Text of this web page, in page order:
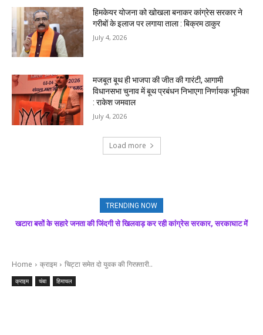
हिमकेयर योजना को खोखला बनाकर कांग्रेस सरकार ने
गरीबों के इलाज पर लगाया ताला : बिक्रम ठाकुर
July 4, 2026
मजबूत बूथ ही भाजपा की जीत की गारंटी, आगामी
विधानसभा चुनाव में बूथ प्रबंधन निभाएगा निर्णायक भूमिका
: राकेश जमवाल
July 4, 2026
Load more